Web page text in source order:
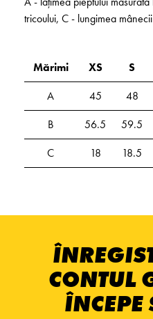
tricoului, C - lungimea mânecii
Mărimi XS S
A
45 48
B
56.5 59.5
C
18 18.5
CONTUL